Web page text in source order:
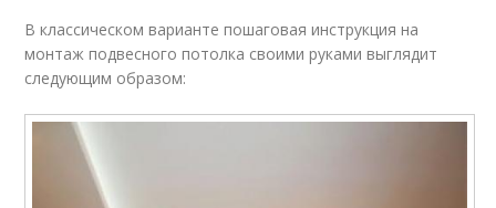
В классическом варианте пошаговая инструкция на
монтаж подвесного потолка своими руками выглядит
следующим образом: